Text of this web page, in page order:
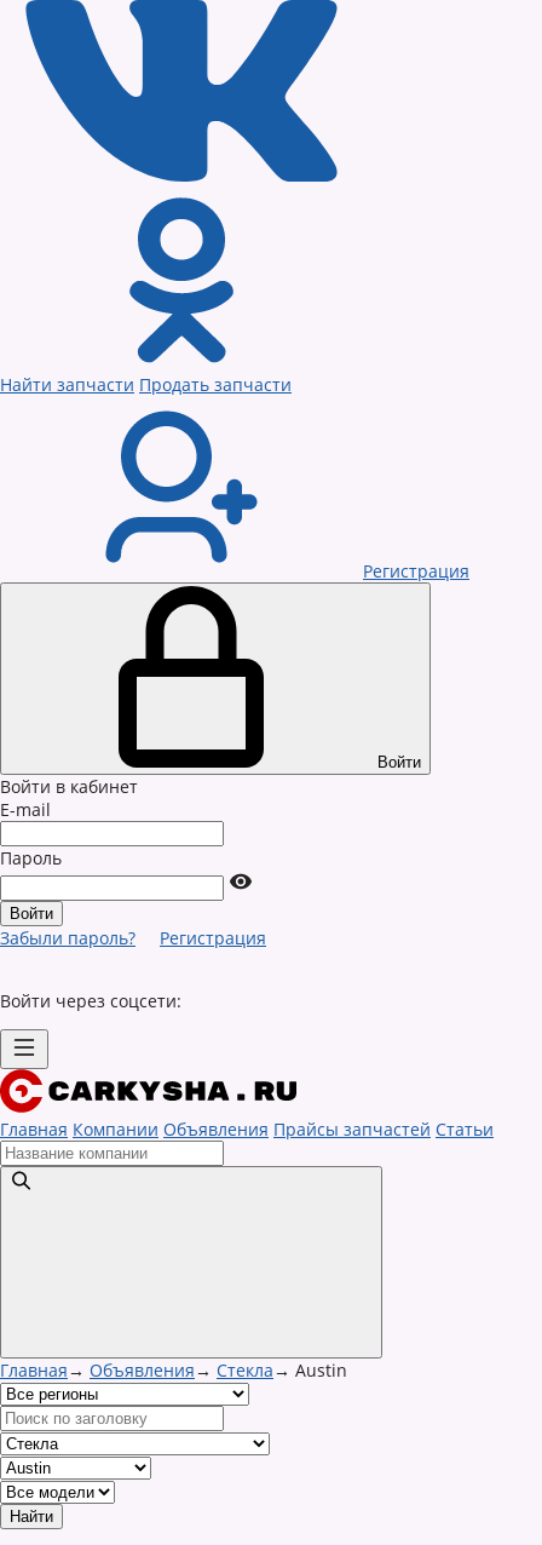
Найти запчасти Продать запчасти
Регистрация
Войти
Войти в кабинет
E-mail
Пароль
Забыли пароль? Регистрация
Войти через соцсети:
Главная Компании Объявления Прайсы запчастей Статьи
Главная→ Объявления→ Стекла→ Austin